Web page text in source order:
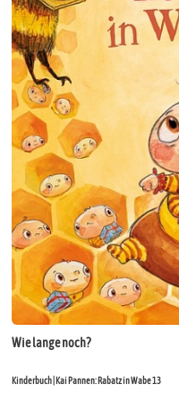
Wie lange noch?
Kinderbuch | Kai Pannen: Rabatz in Wabe 13